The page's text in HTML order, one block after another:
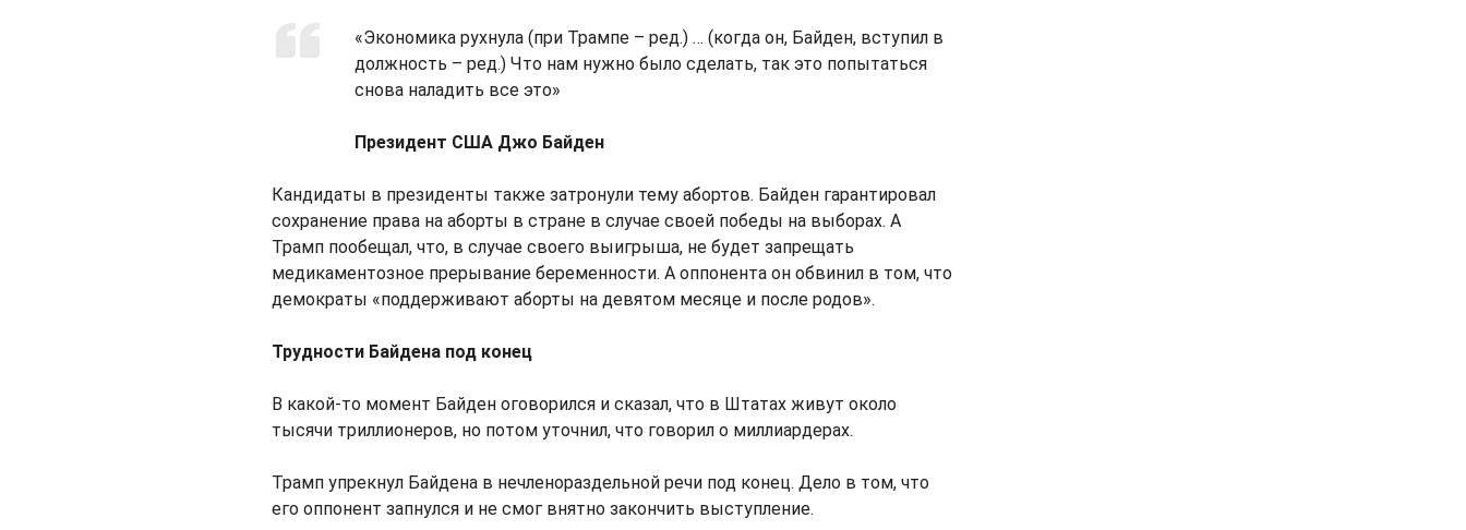
«Экономика рухнула (при Трампе – ред.) … (когда он, Байден, вступил в
должность – ред.) Что нам нужно было сделать, так это попытаться
снова наладить все это»
Президент США Джо Байден
Кандидаты в президенты также затронули тему абортов. Байден гарантировал
сохранение права на аборты в стране в случае своей победы на выборах. А
Трамп пообещал, что, в случае своего выигрыша, не будет запрещать
медикаментозное прерывание беременности. А оппонента он обвинил в том, что
демократы «поддерживают аборты на девятом месяце и после родов».
Трудности Байдена под конец
В какой-то момент Байден оговорился и сказал, что в Штатах живут около
тысячи триллионеров, но потом уточнил, что говорил о миллиардерах.
Трамп упрекнул Байдена в нечленораздельной речи под конец. Дело в том, что
его оппонент запнулся и не смог внятно закончить выступление.